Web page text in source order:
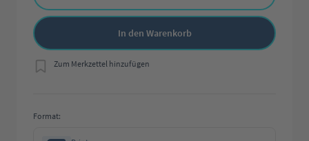
In den Warenkorb
Zum Merkzettel hinzufügen
Format: